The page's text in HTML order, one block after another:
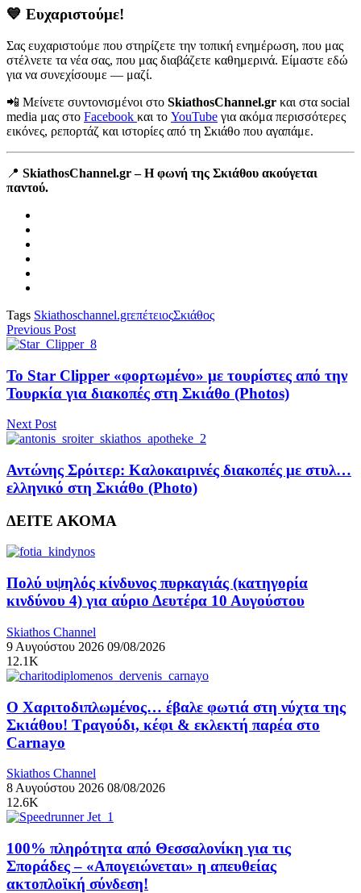
💙 Ευχαριστούμε!
Σας ευχαριστούμε που στηρίζετε την τοπική ενημέρωση, που μας
στέλνετε τα νέα σας, που μας διαβάζετε καθημερινά. Είμαστε εδώ
για να συνεχίσουμε — μαζί.
📲 Μείνετε συντονισμένοι στο SkiathosChannel.gr και στα social
media μας στο Facebook και το YouTube για ακόμα περισσότερες
εικόνες, ρεπορτάζ και ιστορίες από τη Σκιάθο που αγαπάμε.
📍 SkiathosChannel.gr – Η φωνή της Σκιάθου ακούγεται
παντού.
Tags Skiathoschannel.grεπέτειοςΣκιάθος
Previous Post
Το Star Clipper «φορτωμένο» με τουρίστες από την
Τουρκία για διακοπές στη Σκιάθο (Photos)
Next Post
Αντώνης Σρόιτερ: Καλοκαιρινές διακοπές με στυλ…
ελληνικό στη Σκιάθο (Photo)
ΔΕΙΤΕ ΑΚΟΜΑ
Πολύ υψηλός κίνδυνος πυρκαγιάς (κατηγορία
κινδύνου 4) για αύριο Δευτέρα 10 Αυγούστου
Skiathos Channel
9 Αυγούστου 2026 09/08/2026
12.1K
Ο Χαριτοδιπλωμένος… έβαλε φωτιά στη νύχτα της
Σκιάθου! Τραγούδι, κέφι & εκλεκτή παρέα στο
Carnayo
Skiathos Channel
8 Αυγούστου 2026 08/08/2026
12.6K
100% πληρότητα από Θεσσαλονίκη για τις
Σποράδες – «Απογειώνεται» η απευθείας
ακτοπλοϊκή σύνδεση!